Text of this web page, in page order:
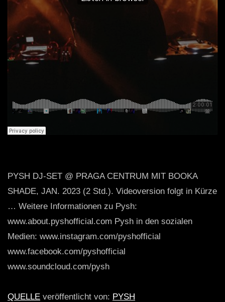
PYSH DJ-SET @ PRAGA CENTRUM MIT BOOKA
SHADE, JAN. 2023 (2 Std.). Videoversion folgt in Kürze
… Weitere Informationen zu Pysh:
www.about.pyshofficial.com Pysh in den sozialen
Medien: www.instagram.com/pyshofficial
www.facebook.com/pyshofficial
www.soundcloud.com/pysh
QUELLE veröffentlicht von: PYSH